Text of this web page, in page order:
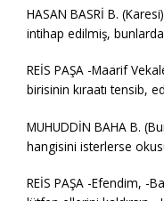
HASAN BASRİ B.
intihap edilmiş,
REİS PAŞA -Maarif
birisinin kıraatı tensib,
MUHUDDİN BAHA B.
hangisini isterlerse
REİS PAŞA -Efendim, -